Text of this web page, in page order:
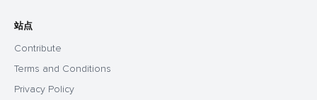
站点
Contribute
Terms and Conditions
Privacy Policy